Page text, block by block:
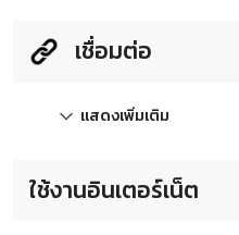
เชื่อมต่อ
แสดงเพิ่มเติม
ใช้งานอินเตอร์เน็ต